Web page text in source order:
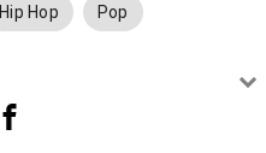
Hip Hop Pop